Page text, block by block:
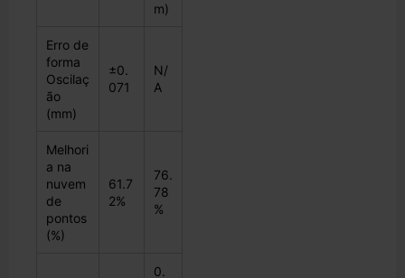
m)
Erro de
forma
Oscilaç
ão
(mm)
±0.
071
N/
A
Melhori
a na
nuvem
de
pontos
(%)
61.7
2%
76.
78
%
0.